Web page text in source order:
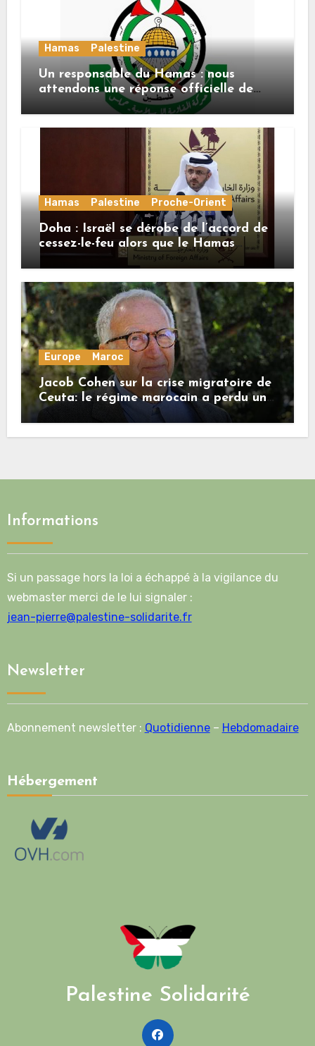
Hamas Palestine
Un responsable du Hamas : nous
attendons une réponse officielle de
Mladenov concernant la feuille de
route de la deuxième phase de l’accord
Hamas Palestine Proche-Orient
Doha : Israël se dérobe de l’accord de
cessez-le-feu alors que le Hamas
honore ses engagements
Europe Maroc
Jacob Cohen sur la crise migratoire de
Ceuta: le régime marocain a perdu une
bonne part de sa crédibilité vis-à-vis
de l’Union européenne
Informations
Si un passage hors la loi a échappé à la vigilance du
webmaster merci de le lui signaler :
jean-pierre@palestine-solidarite.fr
Newsletter
Abonnement newsletter : Quotidienne– Hebdomadaire
Hébergement
Palestine Solidarité